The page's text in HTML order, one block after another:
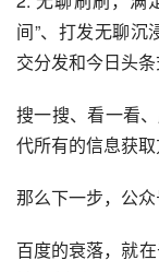
间”、打发无聊沉
交分发和今日头条
搜一搜、看一看
代所有的信息获
那么下一步，公众
百度的衰落，就